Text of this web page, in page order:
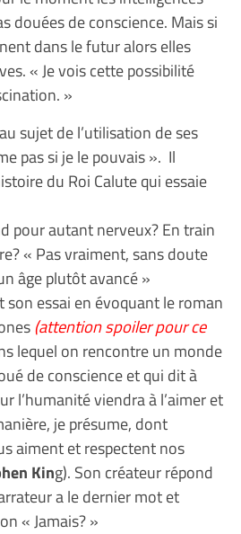
douées de conscience. Mais si
dans le futur alors elles
« Je vois cette possibilité
»
sujet de l’utilisation de ses
pas si je le pouvais ». Il
du Roi Calute qui essaie
pour autant nerveux? En train
« Pas vraiment, sans doute
âge plutôt avancé »
essai en évoquant le roman
(attention spoiler pour ce
lequel on rencontre un monde
de conscience et qui dit à
l’humanité viendra à l’aimer et
je présume, dont
aiment et respectent nos
King). Son créateur répond
a le dernier mot et
« Jamais? »